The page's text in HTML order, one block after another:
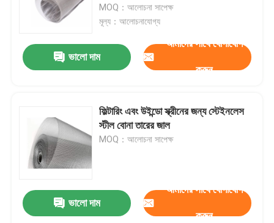
MOQ：আলোচনা সাপেক্ষ
মূল্য：আলোচনাযোগ্য
ভালো দাম
আমাদের সাথে যোগাযোগ
করুন
ফিল্টারিং এবং উইন্ডো স্ক্রীনের জন্য স্টেইনলেস
স্টীল বোনা তারের জাল
MOQ：আলোচনা সাপেক্ষ
ভালো দাম
আমাদের সাথে যোগাযোগ
করুন